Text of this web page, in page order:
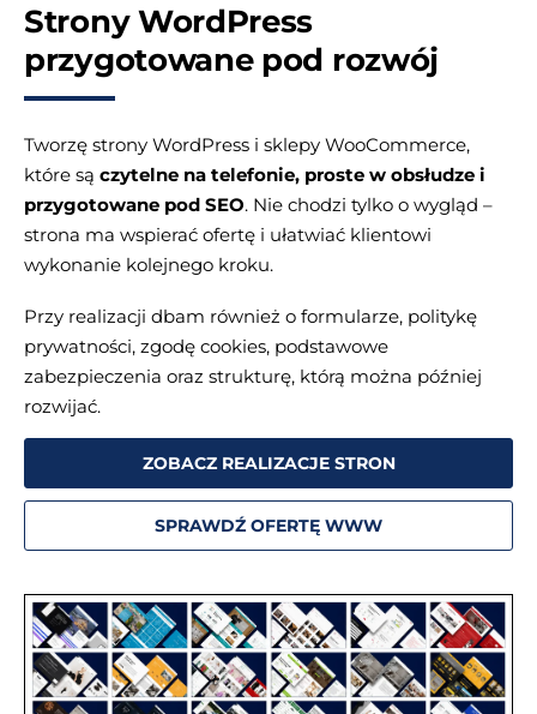
Strony WordPress
przygotowane pod rozwój
Tworzę strony WordPress i sklepy WooCommerce,
które są czytelne na telefonie, proste w obsłudze i
przygotowane pod SEO. Nie chodzi tylko o wygląd –
strona ma wspierać ofertę i ułatwiać klientowi
wykonanie kolejnego kroku.
Przy realizacji dbam również o formularze, politykę
prywatności, zgodę cookies, podstawowe
zabezpieczenia oraz strukturę, którą można później
rozwijać.
ZOBACZ REALIZACJE STRON
SPRAWDŹ OFERTĘ WWW